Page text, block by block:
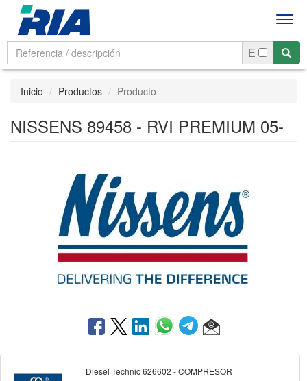
E
Inicio Productos Producto
NISSENS 89458 - RVI PREMIUM 05-
Diesel Technic 626602 - COMPRESOR